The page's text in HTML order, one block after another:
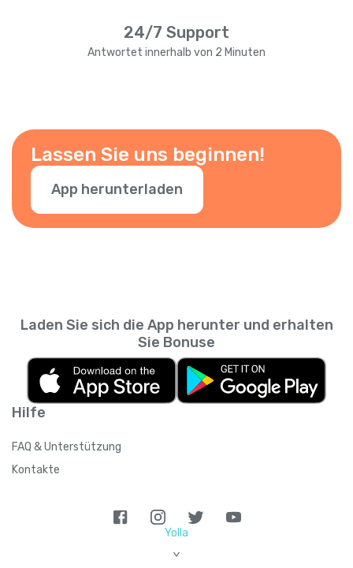
24/7 Support
Antwortet innerhalb von 2 Minuten
Lassen Sie uns beginnen!
App herunterladen
Hilfe
FAQ & Unterstützung
Kontakte
Laden Sie sich die App herunter und erhalten
Sie Bonuse
Yolla
>